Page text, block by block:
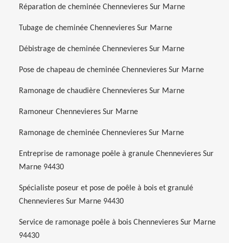
Réparation de cheminée Chennevieres Sur Marne
Tubage de cheminée Chennevieres Sur Marne
Débistrage de cheminée Chennevieres Sur Marne
Pose de chapeau de cheminée Chennevieres Sur Marne
Ramonage de chaudière Chennevieres Sur Marne
Ramoneur Chennevieres Sur Marne
Ramonage de cheminée Chennevieres Sur Marne
Entreprise de ramonage poêle à granule Chennevieres Sur
Marne 94430
Spécialiste poseur et pose de poêle à bois et granulé
Chennevieres Sur Marne 94430
Service de ramonage poêle à bois Chennevieres Sur Marne
94430